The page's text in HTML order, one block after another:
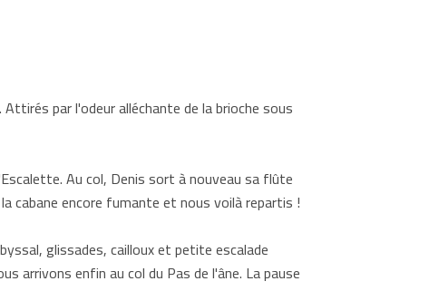
par l'odeur alléchante de la brioche sous
Au col, Denis sort à nouveau sa flûte
cabane encore fumante et nous voilà repartis !
glissades, cailloux et petite escalade
arrivons enfin au col du Pas de l'âne. La pause